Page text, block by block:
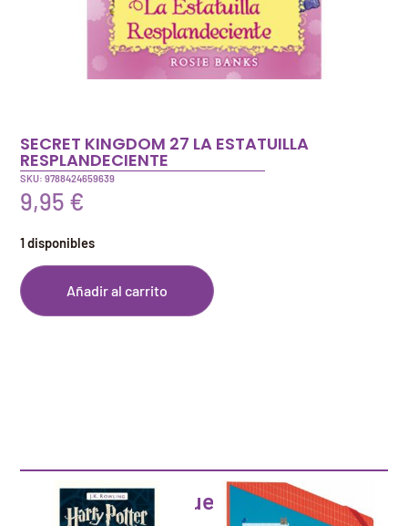
SECRET KINGDOM 27 LA ESTATUILLA
RESPLANDECIENTE
SKU: 9788424659639
9,95 €
1 disponibles
Añadir al carrito
Artículos que pueden interesarte